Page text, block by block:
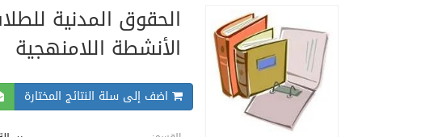
الحقوق المدنية
الأنشطة اللامنهجية
اضف إلى سلة النتائج المختارة